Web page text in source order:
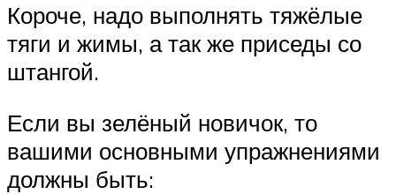
Короче, надо выполнять тяжёлые
тяги и жимы, а так же приседы со
штангой.
Если вы зелёный новичок, то
вашими основными упражнениями
должны быть: